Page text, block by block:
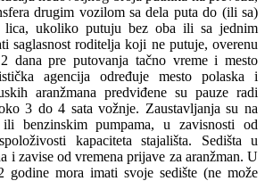
drugim vozilom sa dela puta do (ili sa)
lica, ukoliko putuju bez oba ili sa jednim
saglasnost roditelja koji ne putuje, overenu
dana pre putovanja tačno vreme i mesto
agencija određuje mesto polaska i
aranžmana predviđene su pauze radi
3 do 4 sata vožnje. Zaustavljanja su na
ili benzinskim pumpama, u zavisnosti od
kapaciteta stajališta. Sedišta u
i zavise od vremena prijave za aranžman. U
godine mora imati svoje sedište (ne može